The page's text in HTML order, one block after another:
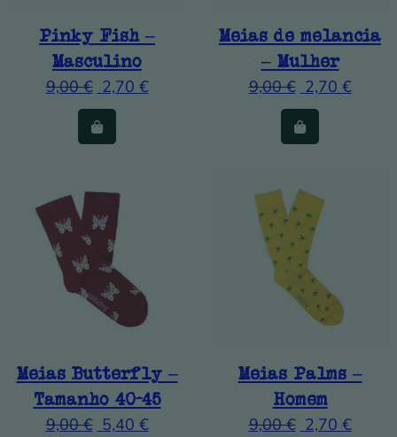
Pinky Fish –
Masculino
9,00€ 2,70 €
Meias de melancia
– Mulher
9,00€ 2,70 €
Meias Butterfly –
Tamanho 40-45
9,00€ 5,40 €
Meias Palms –
Homem
9,00€ 2,70 €